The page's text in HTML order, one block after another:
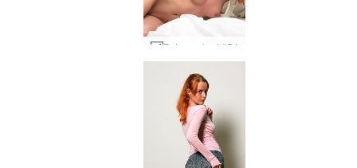
Petra op bed #54